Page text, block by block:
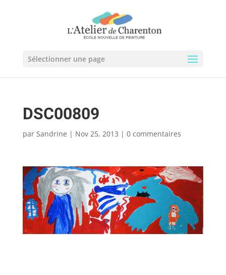
Sélectionner une page
DSC00809
par Sandrine | Nov 25, 2013 | 0 commentaires